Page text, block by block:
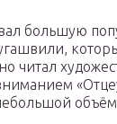
большую
читал